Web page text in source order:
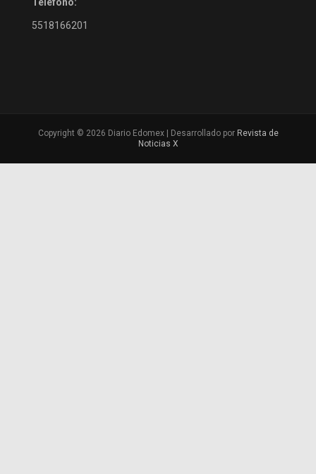
5518166201
Copyright © 2026 Diario Edomex | Desarrollado por Revista de
Noticias X